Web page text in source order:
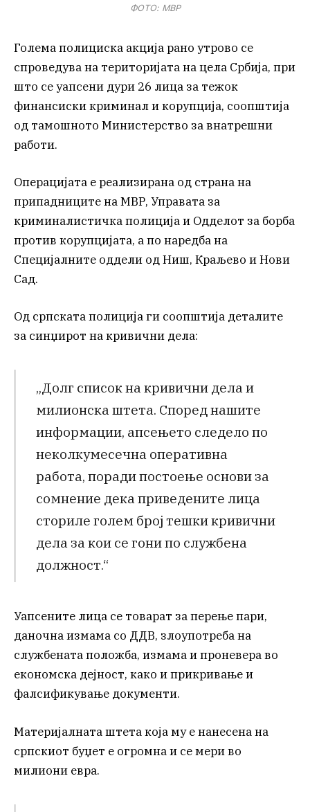
ФОТО: МВР
Голема полициска акција рано утрово се
спроведува на територијата на цела Србија, при
што се уапсени дури 26 лица за тежок
финансиски криминал и корупција, соопштија
од тамошното Министерство за внатрешни
работи.
Операцијата е реализирана од страна на
припадниците на МВР, Управата за
криминалистичка полиција и Одделот за борба
против корупцијата, а по наредба на
Специјалните оддели од Ниш, Краљево и Нови
Сад.
Од српската полиција ги соопштија деталите
за синџирот на кривични дела:
„Долг список на кривични дела и
милионска штета. Според нашите
информации, апсењето следело по
неколкумесечна оперативна
работа, поради постоење основи за
сомнение дека приведените лица
сториле голем број тешки кривични
дела за кои се гони по службена
должност.“
Уапсените лица се товарат за перење пари,
даночна измама со ДДВ, злоупотреба на
службената положба, измама и проневера во
економска дејност, како и прикривање и
фалсификување документи.
Материјалната штета која му е нанесена на
српскиот буџет е огромна и се мери во
милиони евра.